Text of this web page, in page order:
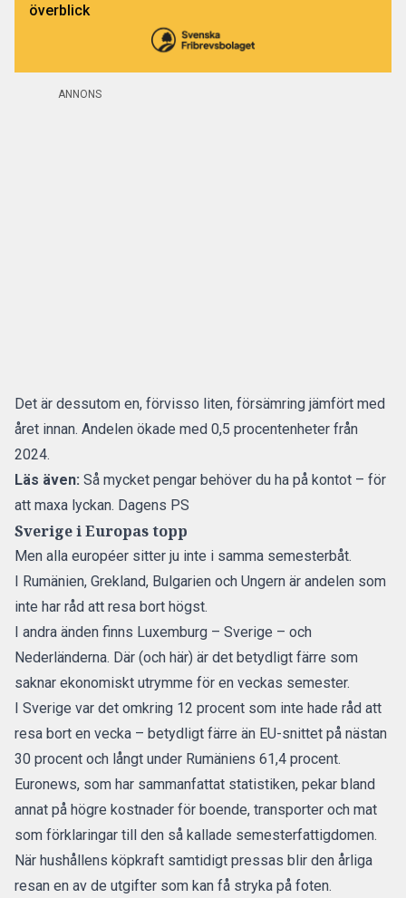
överblick
ANNONS
Det är dessutom en, förvisso liten, försämring jämfört med
året innan. Andelen ökade med 0,5 procentenheter från
2024.
Läs även: Så mycket pengar behöver du ha på kontot – för
att maxa lyckan. Dagens PS
Sverige i Europas topp
Men alla européer sitter ju inte i samma semesterbåt.
I Rumänien, Grekland, Bulgarien och Ungern är andelen som
inte har råd att resa bort högst.
I andra änden finns Luxemburg – Sverige – och
Nederländerna. Där (och här) är det betydligt färre som
saknar ekonomiskt utrymme för en veckas semester.
I Sverige var det omkring 12 procent som inte hade råd att
resa bort en vecka – betydligt färre än EU-snittet på nästan
30 procent och långt under Rumäniens 61,4 procent.
Euronews, som har sammanfattat statistiken, pekar bland
annat på högre kostnader för boende, transporter och mat
som förklaringar till den så kallade semesterfattigdomen.
När hushållens köpkraft samtidigt pressas blir den årliga
resan en av de utgifter som kan få stryka på foten.